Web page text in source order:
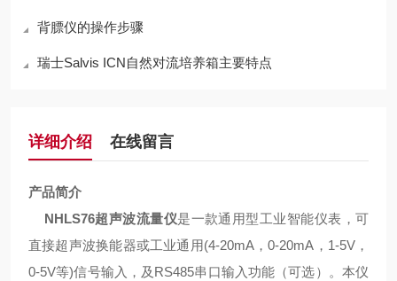
背膘仪的操作步骤
瑞士Salvis ICN自然对流培养箱主要特点
详细介绍 在线留言
产品简介
NHLS76超声波流量仪是一款通用型工业智能仪表，可
直接超声波换能器或工业通用(4-20mA，0-20mA，1-5V，
0-5V等)信号输入，及RS485串口输入功能（可选）。本仪